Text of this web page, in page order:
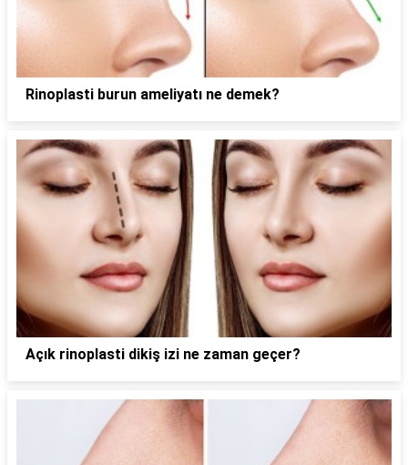
Rinoplasti burun ameliyatı ne demek?
Açık rinoplasti dikiş izi ne zaman geçer?